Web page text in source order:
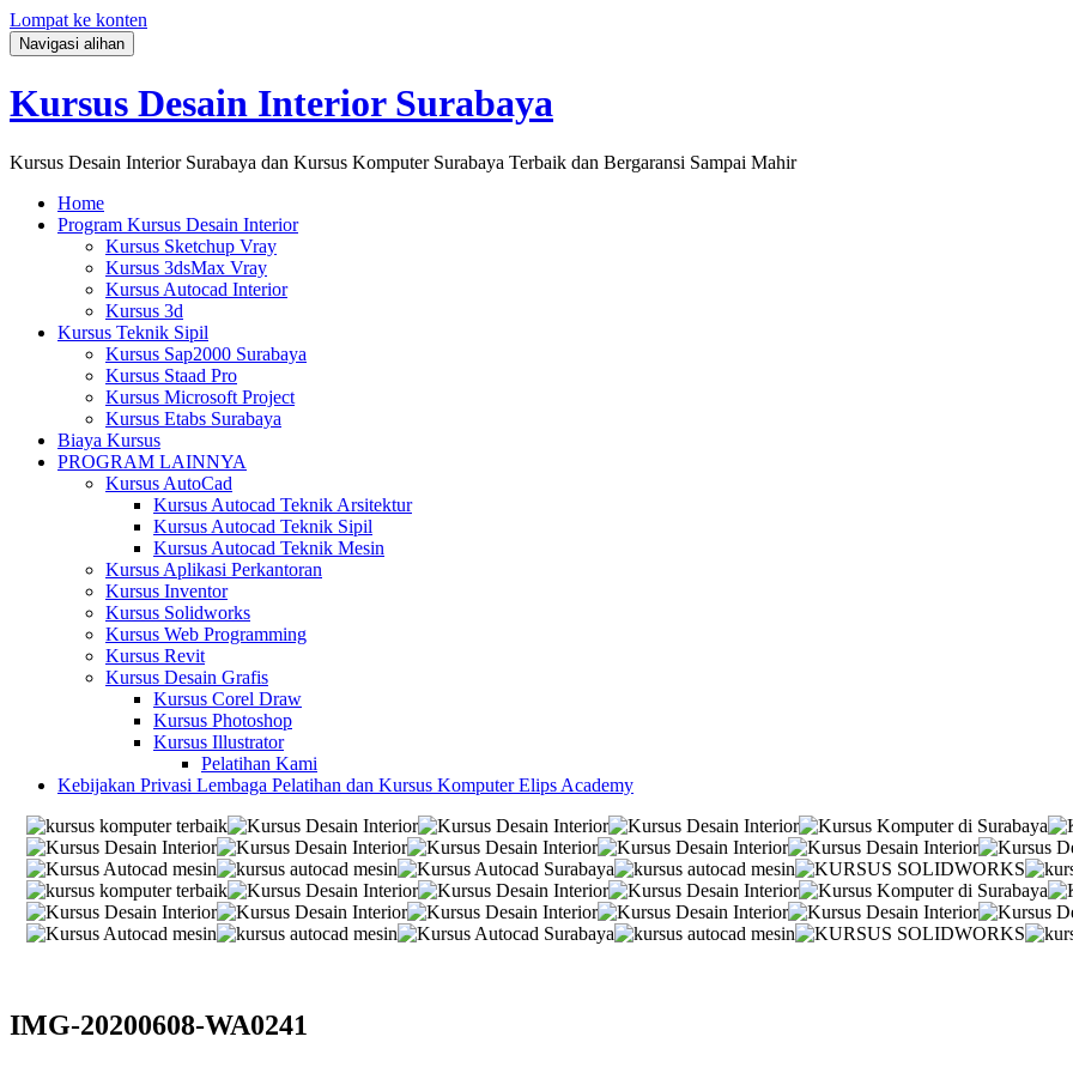
Lompat ke konten
Navigasi alihan
Kursus Desain Interior Surabaya
Kursus Desain Interior Surabaya dan Kursus Komputer Surabaya Terbaik dan Bergaransi Sampai Mahir
Home
Program Kursus Desain Interior
Kursus Sketchup Vray
Kursus 3dsMax Vray
Kursus Autocad Interior
Kursus 3d
Kursus Teknik Sipil
Kursus Sap2000 Surabaya
Kursus Staad Pro
Kursus Microsoft Project
Kursus Etabs Surabaya
Biaya Kursus
PROGRAM LAINNYA
Kursus AutoCad
Kursus Autocad Teknik Arsitektur
Kursus Autocad Teknik Sipil
Kursus Autocad Teknik Mesin
Kursus Aplikasi Perkantoran
Kursus Inventor
Kursus Solidworks
Kursus Web Programming
Kursus Revit
Kursus Desain Grafis
Kursus Corel Draw
Kursus Photoshop
Kursus Illustrator
Pelatihan Kami
Kebijakan Privasi Lembaga Pelatihan dan Kursus Komputer Elips Academy
IMG-20200608-WA0241